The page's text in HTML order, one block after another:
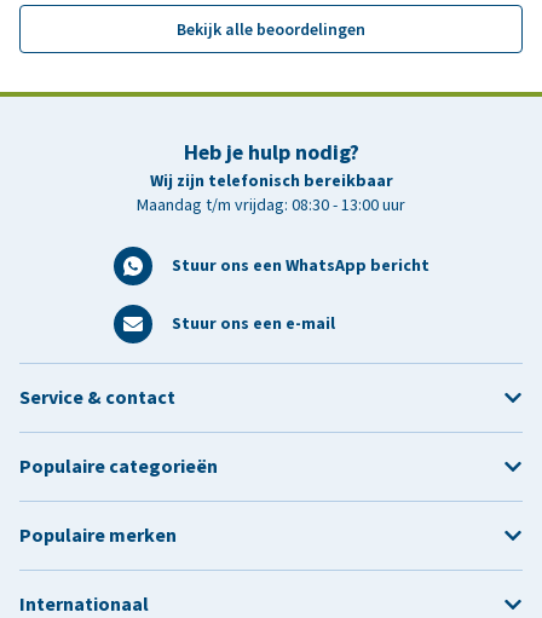
Bekijk alle beoordelingen
Heb je hulp nodig?
Wij zijn telefonisch bereikbaar
Maandag t/m vrijdag: 08:30 - 13:00 uur
Stuur ons een WhatsApp bericht
Stuur ons een e-mail
Service & contact
Populaire categorieën
Populaire merken
Internationaal